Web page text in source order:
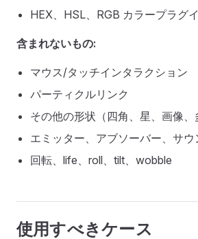
HEX、HSL、RGB カラープラグ
含まれないもの:
マウス/タッチインタラクション
パーティクルリンク
その他の形状（四角、星、画像、
エミッター、アブソーバー、サウ
回転、life、roll、tilt、wobble
使用すべきケース